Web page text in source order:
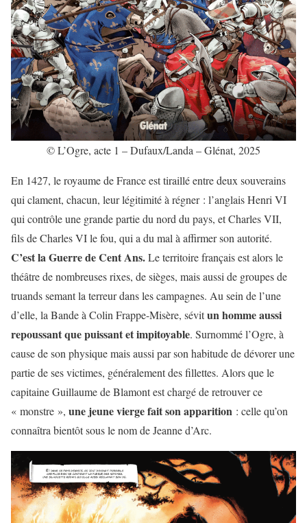
© L’Ogre, acte 1 – Dufaux/Landa – Glénat, 2025
En 1427, le royaume de France est tiraillé entre deux souverains
qui clament, chacun, leur légitimité à régner : l’anglais Henri VI
qui contrôle une grande partie du nord du pays, et Charles VII,
fils de Charles VI le fou, qui a du mal à affirmer son autorité.
C’est la Guerre de Cent Ans.Le territoire français est alors le
théâtre de nombreuses rixes, de sièges, mais aussi de groupes de
truands semant la terreur dans les campagnes. Au sein de l’une
d’elle, la Bande à Colin Frappe-Misère, sévitun homme aussi
repoussant que puissant et impitoyable. Surnommé l’Ogre, à
cause de son physique mais aussi par son habitude de dévorer une
partie de ses victimes, généralement des fillettes. Alors que le
capitaine Guillaume de Blamont est chargé de retrouver ce
« monstre », une jeune vierge fait son apparition : celle qu’on
connaîtra bientôt sous le nom de Jeanne d’Arc.